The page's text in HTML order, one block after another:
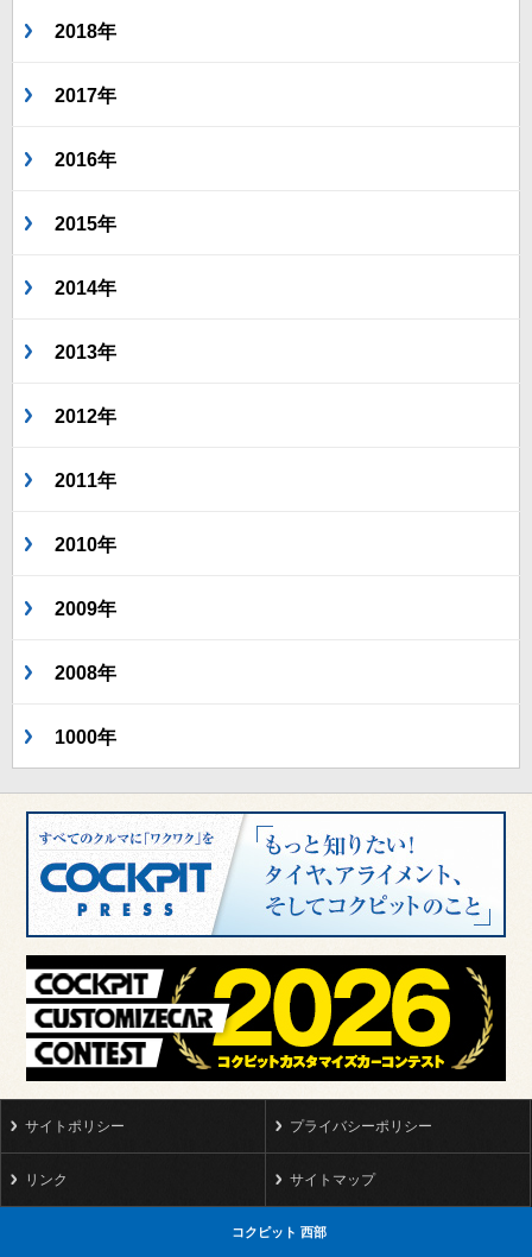
2018年
2017年
2016年
2015年
2014年
2013年
2012年
2011年
2010年
2009年
2008年
1000年
サイトポリシー プライバシーポリシー
リンク サイトマップ
コクピット 西部